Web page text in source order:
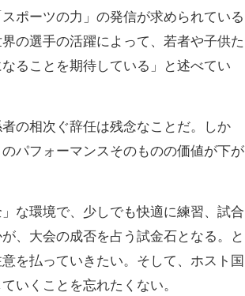
ポーツの力」の発信が求められている
の選手の活躍によって、若者や子供た
ることを期待している」と述べてい
の相次ぐ辞任は残念なことだ。しか
パフォーマンスそのものの価値が下が
な環境で、少しでも快適に練習、試合
、大会の成否を占う試金石となる。と
を払っていきたい。そして、ホスト国
いくことを忘れたくない。